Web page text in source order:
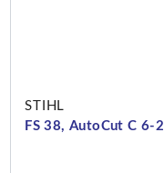
STIHL
FS 38, AutoCut C 6-2